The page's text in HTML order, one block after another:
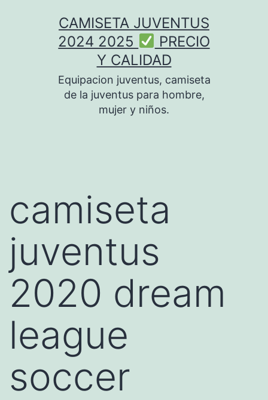
CAMISETA JUVENTUS
2024 2025
PRECIO
Y CALIDAD
Equipacion juventus, camiseta
de la juventus para hombre,
mujer y niños.
camiseta
juventus
2020 dream
league
soccer